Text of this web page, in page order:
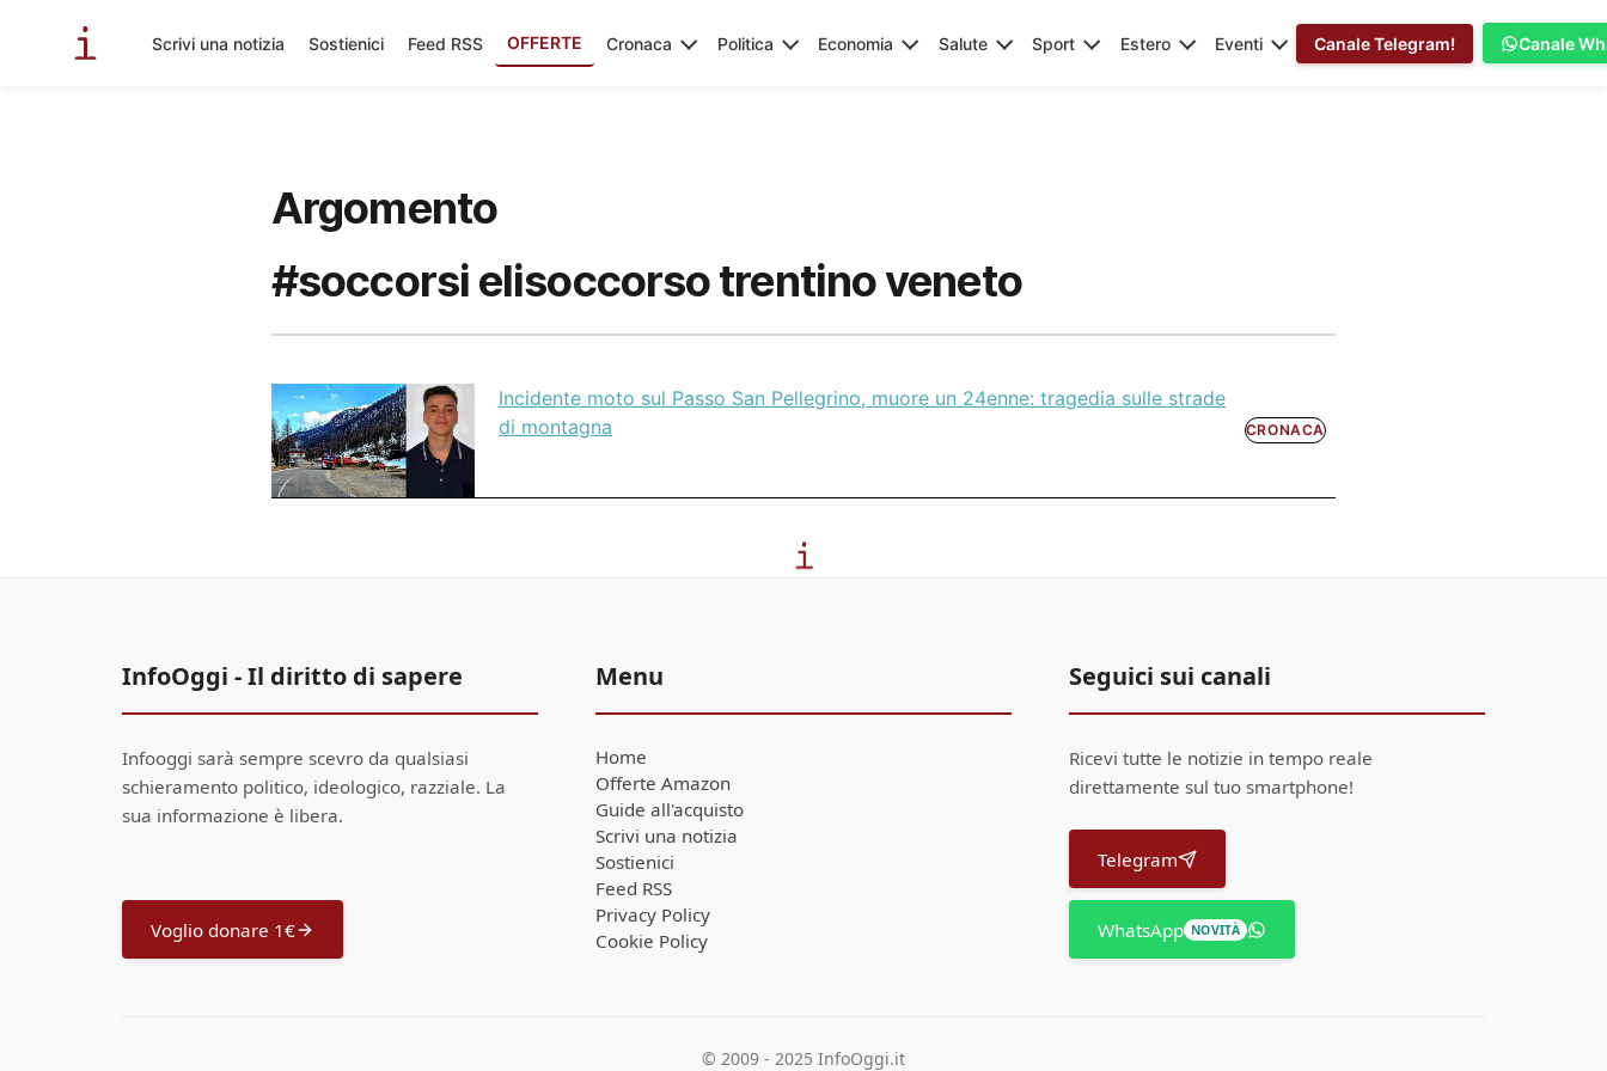
Scrivi una notizia Sostienici Feed RSS OFFERTE Cronaca Politica Economia Salute Sport Estero Eventi Canale Telegram! Canale
Argomento
#soccorsi elisoccorso trentino veneto
Incidente moto sul Passo San Pellegrino, muore un 24enne: tragedia sulle strade
di montagna
CRONACA
InfoOggi - Il diritto di sapere
Infooggi sarà sempre scevro da qualsiasi
schieramento politico, ideologico, razziale. La
sua informazione è libera.
Voglio donare 1€
Menu
Home
Offerte Amazon
Guide all'acquisto
Scrivi una notizia
Sostienici
Feed RSS
Privacy Policy
Cookie Policy
Seguici sui canali
Ricevi tutte le notizie in tempo reale
direttamente sul tuo smartphone!
Telegram
WhatsApp NOVITÀ
© 2009 - 2025 InfoOggi.it